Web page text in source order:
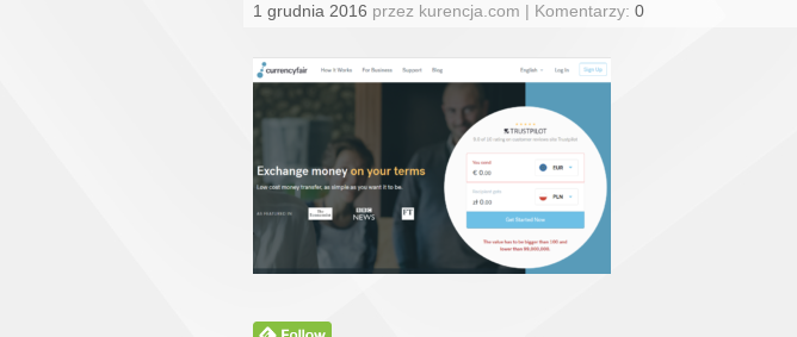
1 grudnia 2016 przez kurencja.com | Komentarzy: 0